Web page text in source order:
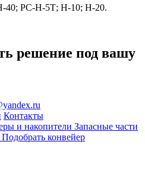
40; РС-Н-5Т; Н-10; Н-20.
решение под вашу
Контакты
и накопители Запасные части
Подобрать конвейер